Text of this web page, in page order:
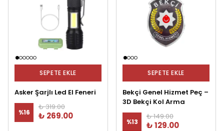
SEPETE EKLE
Asker Şarjlı Led El Feneri
%16
₺ 319.00
₺ 269.00
SEPETE EKLE
Bekçi Genel Hizmet Peç –
3D Bekçi Kol Arma
%13
₺ 149.00
₺ 129.00